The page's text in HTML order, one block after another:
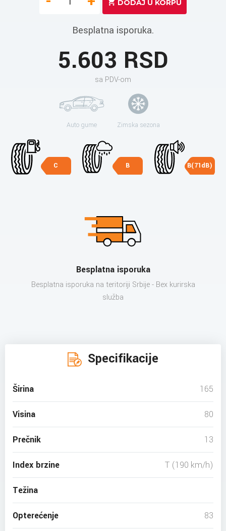
Besplatna isporuka.
5.603 RSD
sa PDV-om
Auto gume Zimska sezona
C B B(71dB)
Besplatna isporuka
Besplatna isporuka na teritoriji Srbije - Bex kurirska
služba
Specifikacije
Širina 165
Visina 80
Prečnik 13
Index brzine T (190 km/h)
Težina
Opterećenje 83